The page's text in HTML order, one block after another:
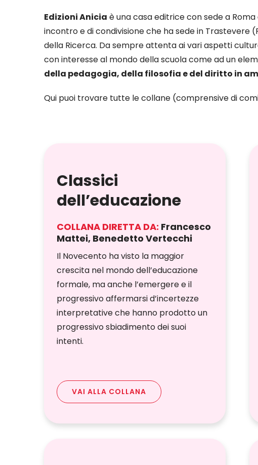
Edizioni Anicia è una casa editrice con sede a
incontro e di condivisione che ha sede in Trastevere
della Ricerca. Da sempre attenta ai vari aspetti
con interesse al mondo della scuola come ad un
della pedagogia, della filosofia e del diritto in
Qui puoi trovare tutte le collane (comprensive di
Classici
dell’educazione
COLLANA DIRETTA DA: Francesco
Mattei, Benedetto Vertecchi
Il Novecento ha visto la maggior
crescita nel mondo dell’educazione
formale, ma anche l’emergere e il
progressivo affermarsi d’incertezze
interpretative che hanno prodotto un
progressivo sbiadimento dei suoi
intenti.
VAI ALLA COLLANA